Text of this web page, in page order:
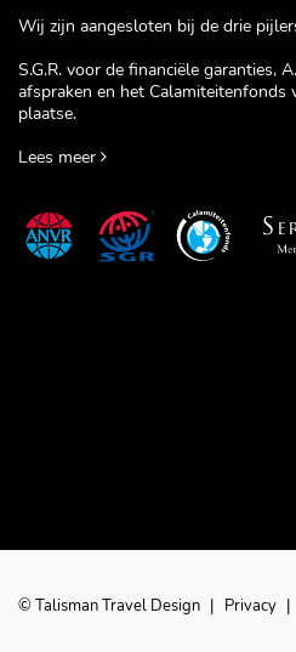
Wij zijn aangesloten bij de drie
S.G.R. voor de financiële garanties,
afspraken en het
plaatse.
Lees meer
© Talisman Travel Design | Privacy |